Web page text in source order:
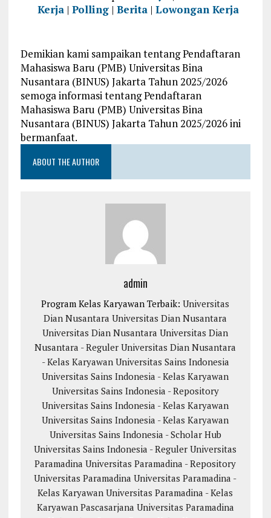
Kerja |Polling |Berita |Lowongan Kerja
Demikian kami sampaikan tentang Pendaftaran
Mahasiswa Baru (PMB) Universitas Bina
Nusantara (BINUS) Jakarta Tahun 2025/2026
semoga informasi tentang Pendaftaran
Mahasiswa Baru (PMB) Universitas Bina
Nusantara (BINUS) Jakarta Tahun 2025/2026 ini
bermanfaat.
ABOUT THE AUTHOR
admin
Program Kelas Karyawan Terbaik:Universitas
Dian Nusantara Universitas Dian Nusantara
Universitas Dian Nusantara Universitas Dian
Nusantara - Reguler Universitas Dian Nusantara
- Kelas Karyawan Universitas Sains Indonesia
Universitas Sains Indonesia - Kelas Karyawan
Universitas Sains Indonesia - Repository
Universitas Sains Indonesia - Kelas Karyawan
Universitas Sains Indonesia - Kelas Karyawan
Universitas Sains Indonesia - Scholar Hub
Universitas Sains Indonesia - Reguler Universitas
Paramadina Universitas Paramadina - Repository
Universitas Paramadina Universitas Paramadina -
Kelas Karyawan Universitas Paramadina - Kelas
Karyawan Pascasarjana Universitas Paramadina